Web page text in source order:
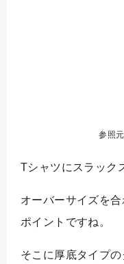
参照
Tシャツにスラック
オーバーサイズを
ポイントですね。
そこに厚底タイプ